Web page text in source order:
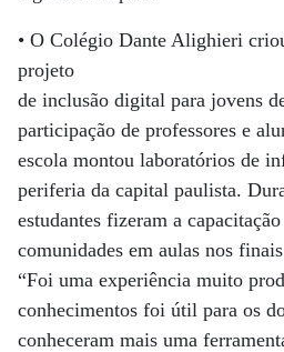
• O Colégio Dante Alighieri
projeto
de inclusão digital para jovens
participação de professores e
escola montou laboratórios de
periferia da capital paulista.
estudantes fizeram a
comunidades em aulas nos
“Foi uma experiência muito
conhecimentos foi útil para os
conheceram mais uma